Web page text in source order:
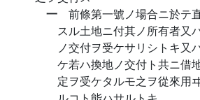
一 前條第一號ノ場合ニ於テ
スル土地ニ付其ノ所有者又
ノ交付ヲ受ケサリシトキ又
ケ若ハ換地ノ交付ト共ニ借
定ヲ受ケタルモ之ヲ從來用